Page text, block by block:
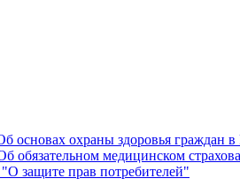
охраны здоровья граждан
медицинском
защите прав потребителей"